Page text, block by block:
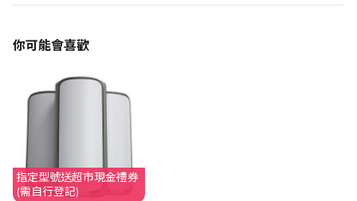
你可能會喜歡
指定型號送超市現金禮券
(需自行登記)